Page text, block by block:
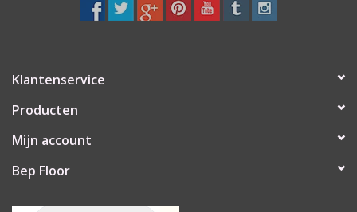
Klantenservice
Producten
Mijn account
Bep Floor